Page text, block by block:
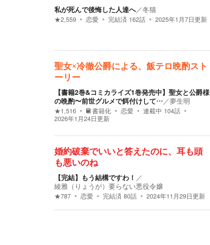
私が死んで後悔した人達へ／冬猫
★2,559 恋愛 完結済 162話 2025年1月7日更新
聖女×冷徹公爵による、飯テロ晩酌スト
ーリー
【書籍2巻&コミカライズ1巻発売中】聖女と公爵様
の晩酌〜前世グルメで餌付けして…／夢生明
★1,516 書籍化 恋愛 連載中 104話
2026年1月24日更新
婚約破棄でいいと答えたのに、耳も頭
も悪いのね
【完結】もう結構ですわ！ ／
綾雅（りょうが）要らない悪役令嬢
★787 恋愛 完結済 80話 2024年11月29日更新